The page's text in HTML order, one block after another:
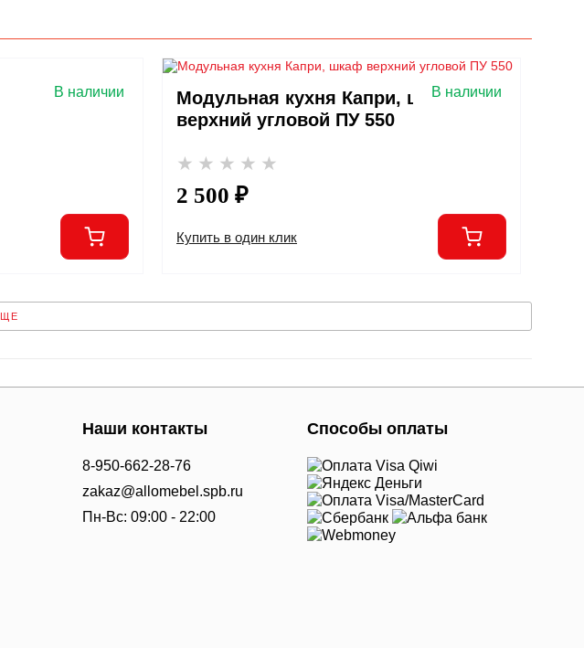
В наличии В наличии
Модульная кухня Капри, шкаф
верхний угловой ПУ 550
2 500 ₽
Купить в один клик
Наши контакты
8-950-662-28-76
zakaz@allomebel.spb.ru
Пн-Вс: 09:00 - 22:00
Способы оплаты